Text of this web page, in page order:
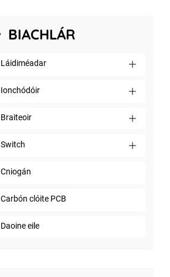
BIACHLÁR
Láidiméadar
Ionchódóir
Braiteoir
Switch
Cniogán
Carbón clóite PCB
Daoine eile